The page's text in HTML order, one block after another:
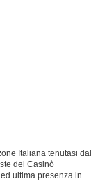
Italiana tenutasi dal
del Casinò
ultima presenza in